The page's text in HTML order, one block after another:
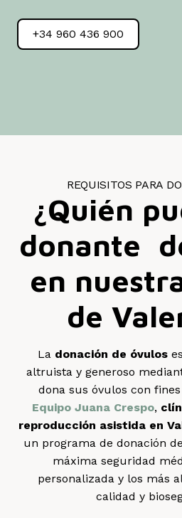
+34 960 436 900
REQUISITOS PARA
¿Quién
donante
en
de
La donación de óvulos
altruista y generoso
dona sus óvulos con
Equipo Juana Crespo,
reproducción asistida en
un programa de donación
máxima seguridad
personalizada y los más
calidad y